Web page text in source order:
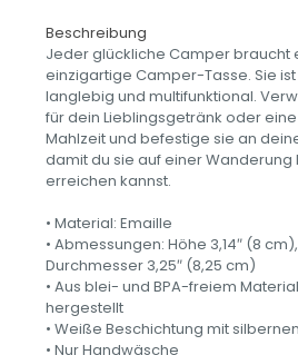
custom
bike
-
Emailletasse
Menge
Beschreibung
Jeder glückliche Camper braucht
einzigartige Camper-Tasse. Sie ist
langlebig und multifunktional.
für dein Lieblingsgetränk oder
Mahlzeit und befestige sie an
damit du sie auf einer Wanderung
erreichen kannst.
• Material: Emaille
• Abmessungen: Höhe 3,14″ (8 cm),
Durchmesser 3,25″ (8,25 cm)
• Aus blei- und BPA-freiem Material
hergestellt
• Weiße Beschichtung mit
• Nur Handwäsche